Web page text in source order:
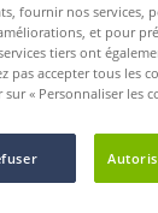
Lot de 3
Vinci
fournir nos services,
et pour
tiers ont
pas accepter tous les
« Personnaliser les